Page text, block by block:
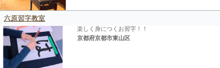
六原習字教室
楽しく身につくお習字！！
京都府京都市東山区